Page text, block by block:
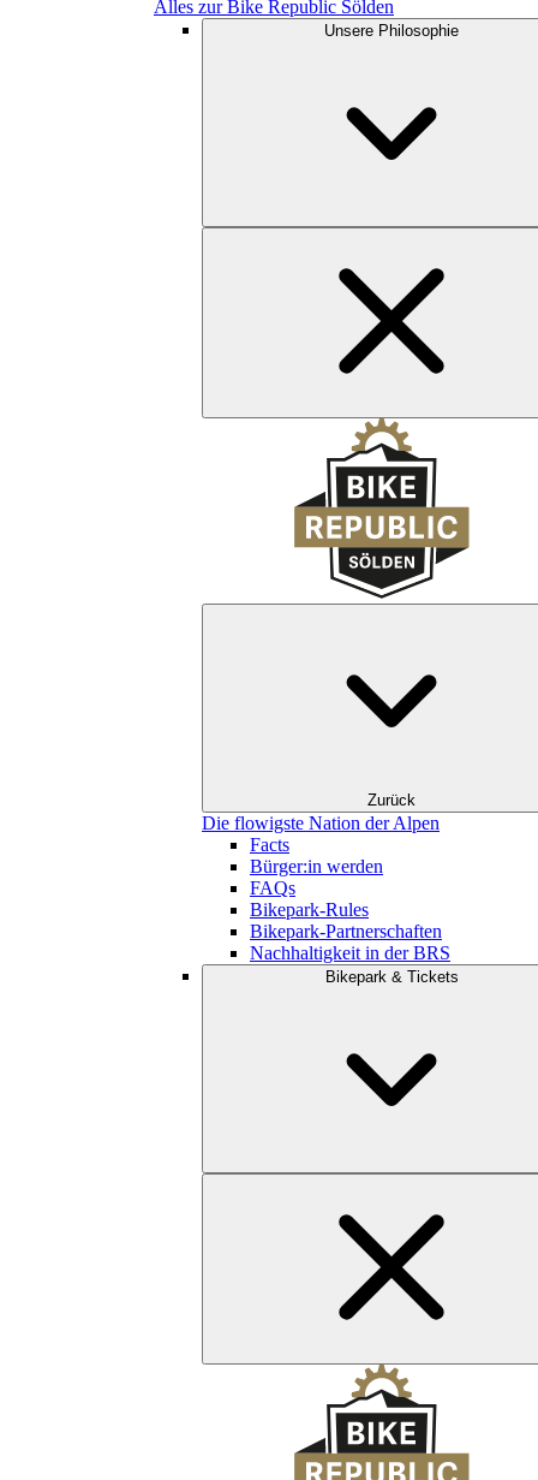
Alles zur Bike Republic Sölden
Unsere Philosophie
Zurück
Die flowigste Nation der Alpen
Facts
Bürger:in werden
FAQs
Bikepark-Rules
Bikepark-Partnerschaften
Nachhaltigkeit in der BRS
Bikepark & Tickets